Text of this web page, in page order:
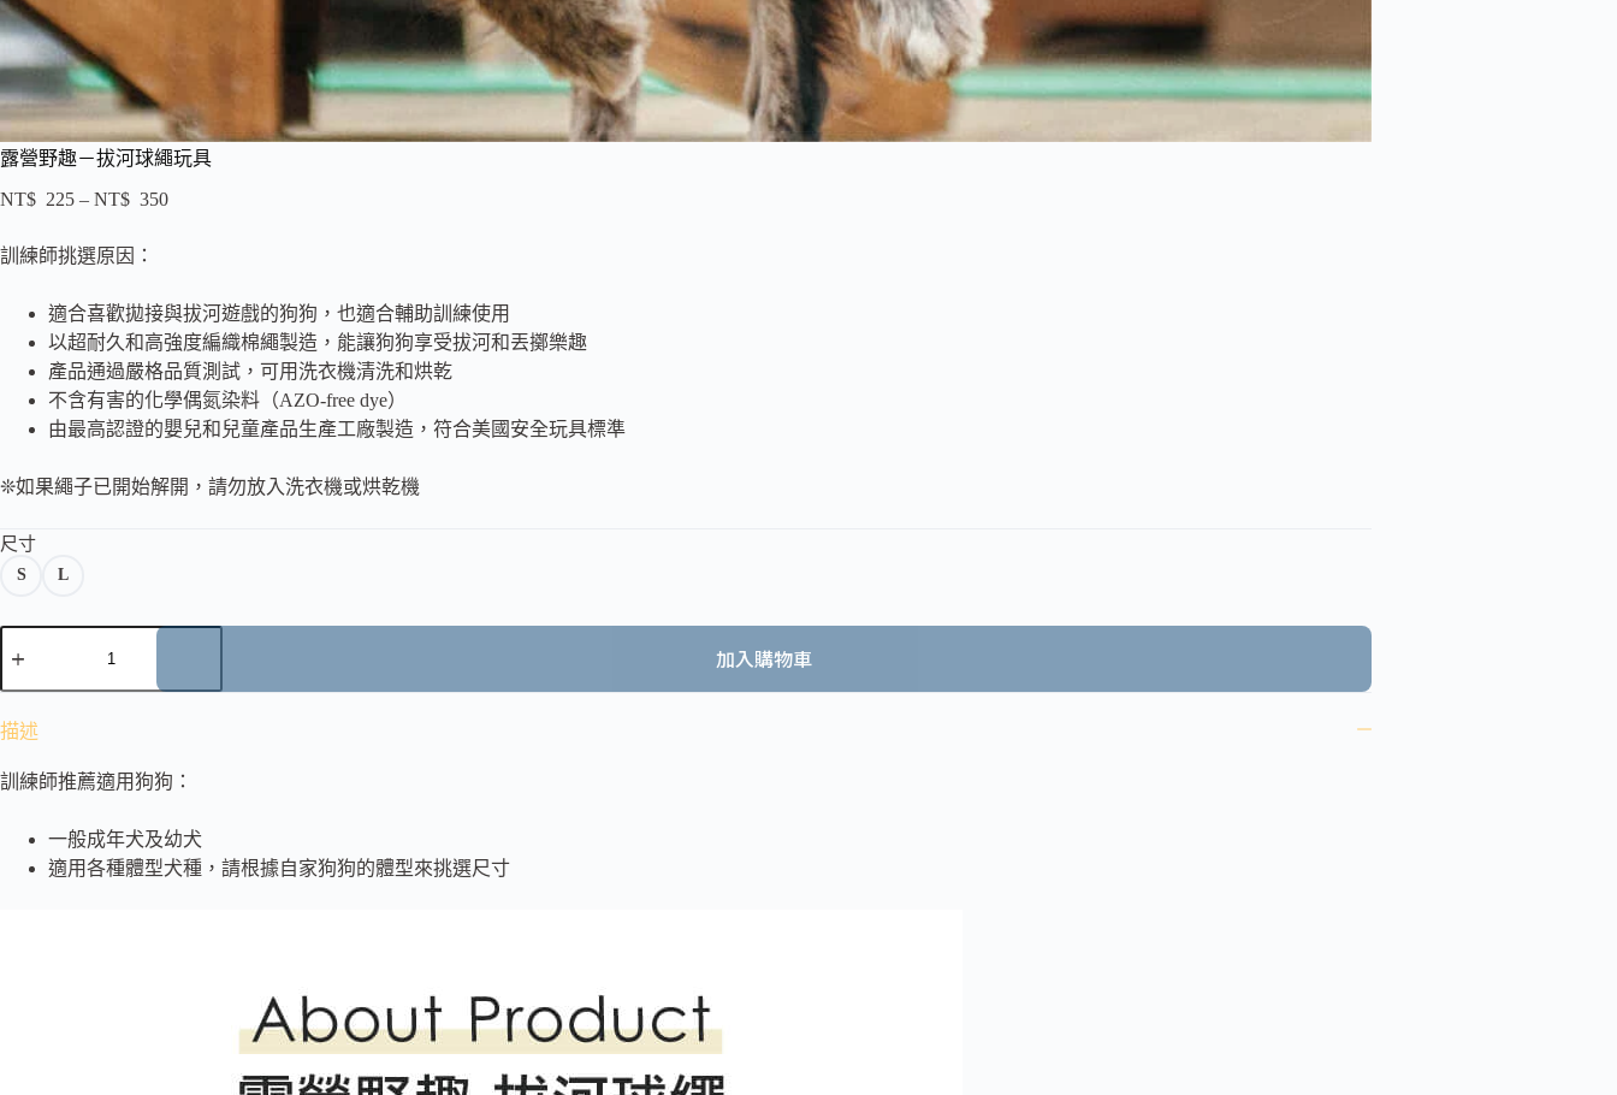
露營野趣－拔河球繩玩具
NT$ 225 – NT$ 350
訓練師挑選原因：
適合喜歡拋接與拔河遊戲的狗狗，也適合輔助訓練使用
以超耐久和高強度編織棉繩製造，能讓狗狗享受拔河和丟擲樂趣
產品通過嚴格品質測試，可用洗衣機清洗和烘乾
不含有害的化學偶氮染料（AZO-free dye）
由最高認證的嬰兒和兒童產品生產工廠製造，符合美國安全玩具標準
❊如果繩子已開始解開，請勿放入洗衣機或烘乾機
尺寸
S L
加入購物車
描述
訓練師推薦適用狗狗：
一般成年犬及幼犬
適用各種體型犬種，請根據自家狗狗的體型來挑選尺寸